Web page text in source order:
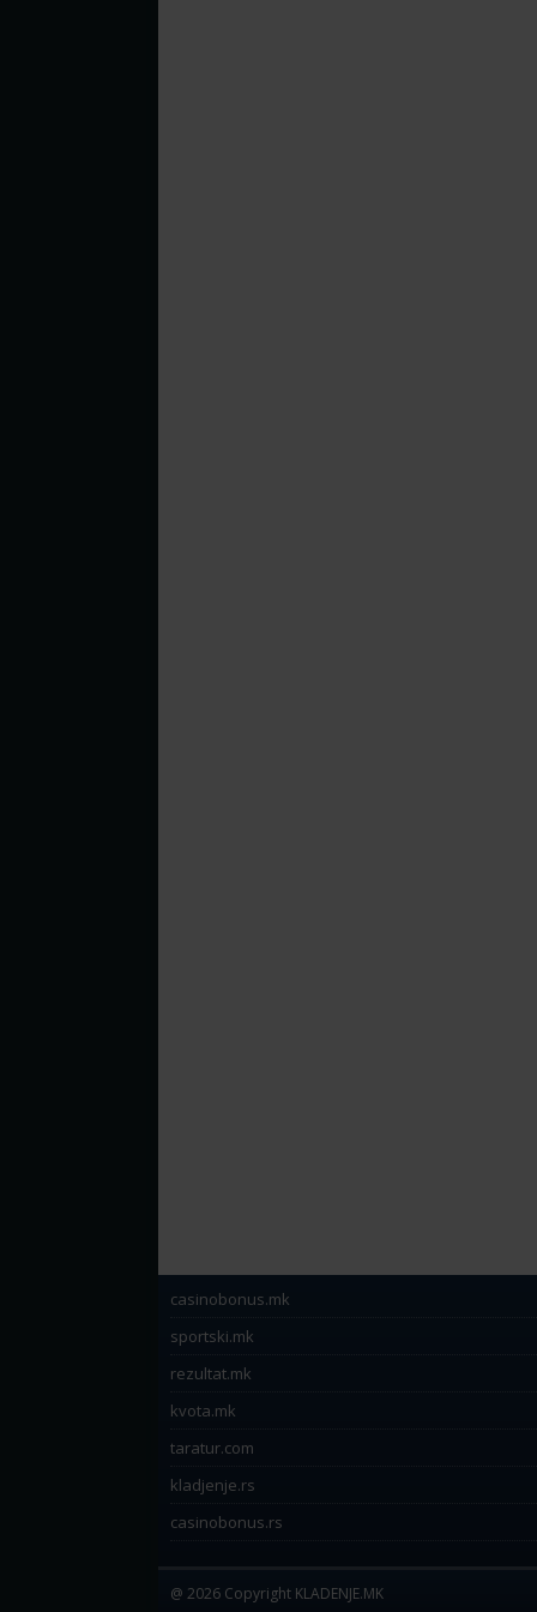
casinobonus.mk
sportski.mk
rezultat.mk
kvota.mk
taratur.com
kladjenje.rs
casinobonus.rs
@ 2026 Copyright KLADENJE.MK